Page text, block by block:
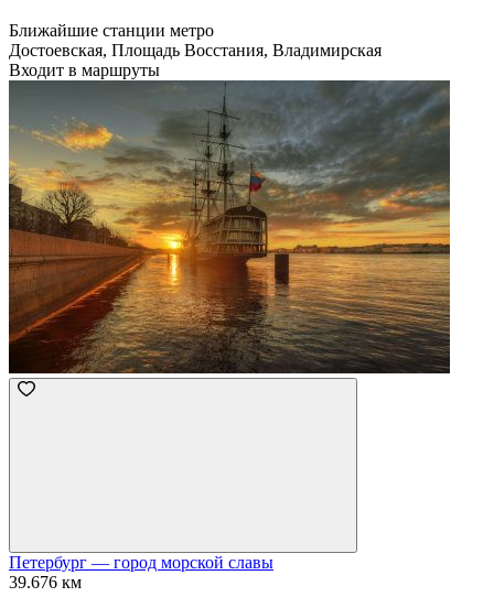
Ближайшие станции метро
Достоевская, Площадь Восстания, Владимирская
Входит в маршруты
Петербург — город морской славы
39.676 км